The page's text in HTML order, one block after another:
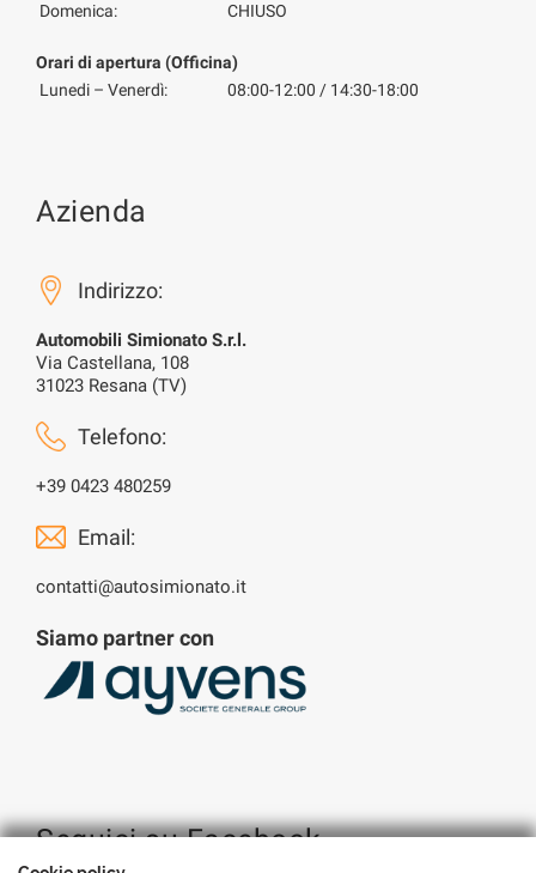
Domenica:
CHIUSO
Orari di apertura (Officina)
Lunedi – Venerdì:
08:00-12:00 / 14:30-18:00
Azienda
Indirizzo:
Automobili Simionato S.r.l.
Via Castellana, 108
31023 Resana (TV)
Telefono:
+39 0423 480259
Email:
contatti@autosimionato.it
Siamo partner con
Seguici su Facebook